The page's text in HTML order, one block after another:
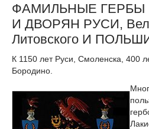
ФАМИЛЬНЫЕ ГЕРБЫ
И ДВОРЯН РУСИ,
Литовского И
К 1150 лет Руси, Смоленска, 400
Бородино.